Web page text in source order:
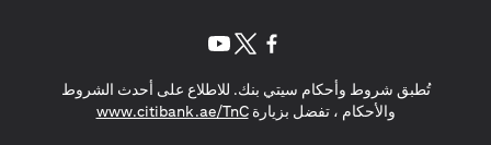
تُطبق شروط وأحكام سيتي بنك. للاطلاع على أحدث الشروط
والأحكام ، تفضل بزيارةwww.citibank.ae/TnC
in a new tab